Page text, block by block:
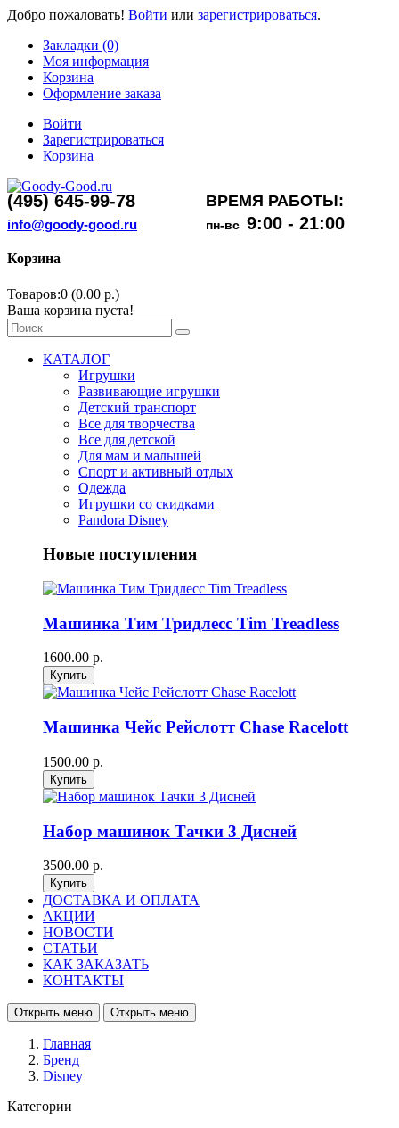
Добро пожаловать! Войти или зарегистрироваться.
Закладки (0)
Моя информация
Корзина
Оформление заказа
Войти
Зарегистрироваться
Корзина
(495) 645-99-78 ВРЕМЯ РАБОТЫ:
info@goody-good.ru пн-вс 9:00 - 21:00
Корзина
Товаров:0 (0.00 р.)
Ваша корзина пуста!
КАТАЛОГ
Игрушки
Развивающие игрушки
Детский транспорт
Все для творчества
Все для детской
Для мам и малышей
Спорт и активный отдых
Одежда
Игрушки со скидками
Pandora Disney
Новые поступления
Машинка Тим Тридлесс Tim Treadless
1600.00 р.
Машинка Чейс Рейслотт Chase Racelott
1500.00 р.
Набор машинок Тачки 3 Дисней
3500.00 р.
ДОСТАВКА И ОПЛАТА
АКЦИИ
НОВОСТИ
СТАТЬИ
КАК ЗАКАЗАТЬ
КОНТАКТЫ
Открыть меню Открыть меню
Главная
Бренд
Disney
Категории